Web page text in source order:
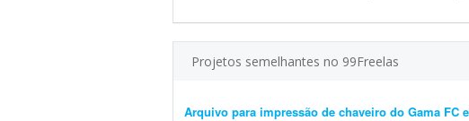
Projetos semelhantes no 99Freelas
Arquivo para impressão de chaveiro do Gama FC